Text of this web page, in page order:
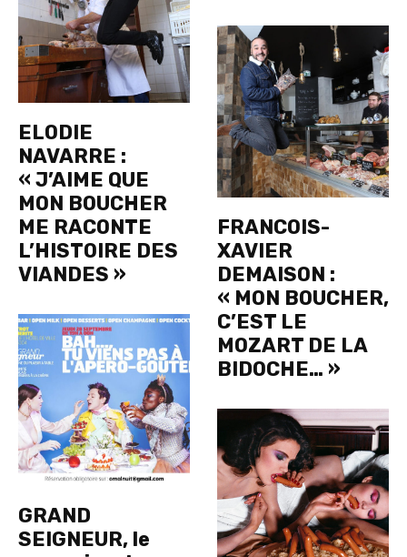
ELODIE
NAVARRE :
« J’AIME QUE
MON BOUCHER
ME RACONTE
L’HISTOIRE DES
VIANDES »
GRAND
SEIGNEUR, le
FRANCOIS-
XAVIER
DEMAISON :
« MON BOUCHER,
C’EST LE
MOZART DE LA
BIDOCHE… »